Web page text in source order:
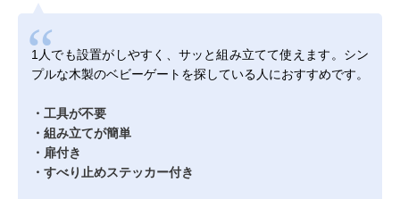
1人でも設置がしやすく、サッと組み立てて使えます。シン
プルな木製のベビーゲートを探している人におすすめです。
・工具が不要
・組み立てが簡単
・扉付き
・すべり止めステッカー付き